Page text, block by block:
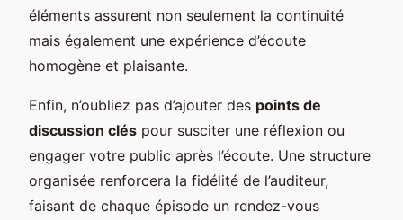
éléments assurent non seulement la continuité
mais également une expérience d’écoute
homogène et plaisante.
Enfin, n’oubliez pas d’ajouter des points de
discussion clés pour susciter une réflexion ou
engager votre public après l’écoute. Une structure
organisée renforcera la fidélité de l’auditeur,
faisant de chaque épisode un rendez-vous